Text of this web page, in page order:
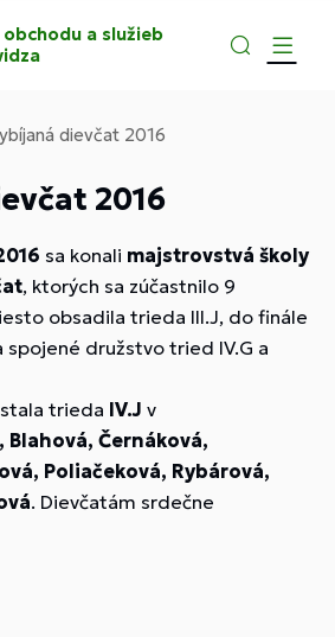
obchodu a služieb
dievčat 2016
2016
sa konali majstrovstvá školy
, ktorých sa zúčastnilo 9
obsadila trieda III.J, do finále
spojené družstvo tried IV.G a
trieda IV.J v
Blahová, Černáková,
Poliačeková, Rybárová,
. Dievčatám srdečne